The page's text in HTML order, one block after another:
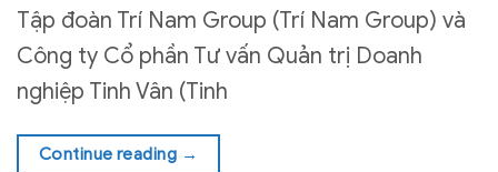
Tập đoàn Trí Nam Group (Trí Nam Group) và
Công ty Cổ phần Tư vấn Quản trị Doanh
nghiệp Tinh Vân (Tinh
Continue reading →